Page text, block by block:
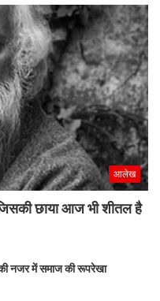
आलेख
जिसकी छाया आज भी शीतल है
नजर में समाज की रूपरेखा